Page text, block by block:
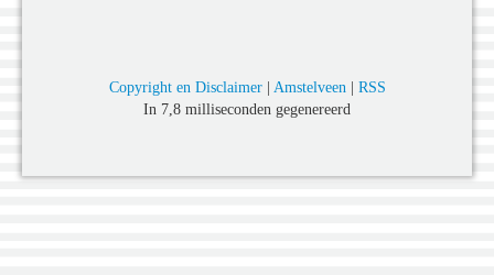
Copyright en Disclaimer| Amstelveen| RSS
In 7,8 milliseconden gegenereerd